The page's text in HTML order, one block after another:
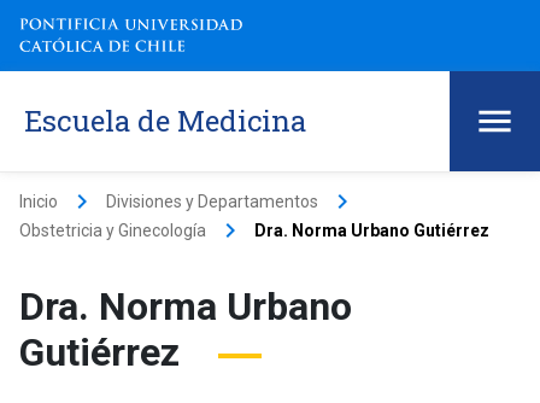
Escuela de Medicina
Inicio keyboard_arrow_right Divisiones y Departamentos keyboard_arrow_right
Obstetricia y Ginecología keyboard_arrow_right Dra. Norma Urbano Gutiérrez
Dra. Norma Urbano
Gutiérrez